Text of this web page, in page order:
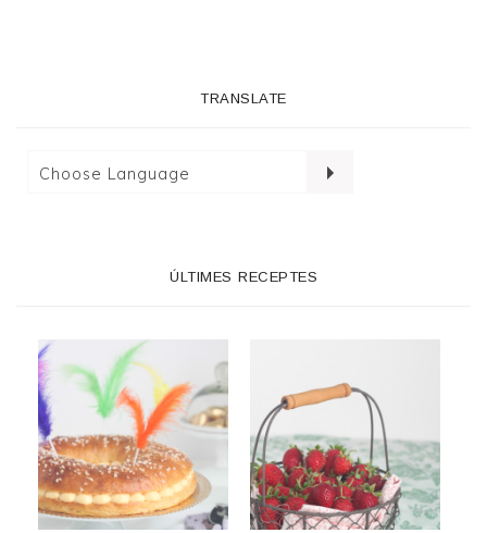
TRANSLATE
ÚLTIMES RECEPTES